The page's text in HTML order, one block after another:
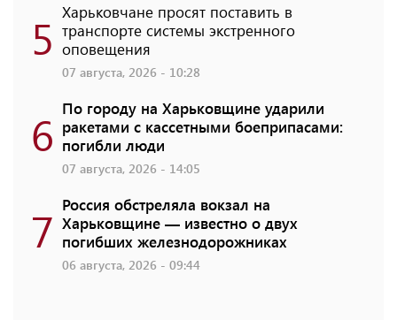
5 Харьковчане просят поставить в
транспорте системы экстренного
оповещения
07 августа, 2026 - 10:28
6 По городу на Харьковщине ударили
ракетами с кассетными боеприпасами:
погибли люди
07 августа, 2026 - 14:05
7 Россия обстреляла вокзал на
Харьковщине — известно о двух
погибших железнодорожниках
06 августа, 2026 - 09:44